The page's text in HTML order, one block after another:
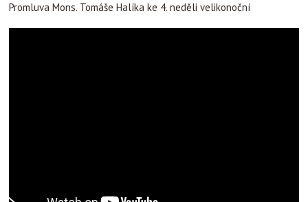
Promluva Mons. Tomáše Halíka ke 4. neděli velikonoční